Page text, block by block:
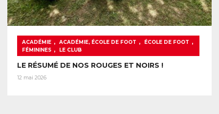
ACADÉMIE , ACADÉMIE, ÉCOLE DE FOOT , ÉCOLE DE FOOT ,
FÉMININES , LE CLUB
LE RÉSUMÉ DE NOS ROUGES ET NOIRS !
12 mai 2026